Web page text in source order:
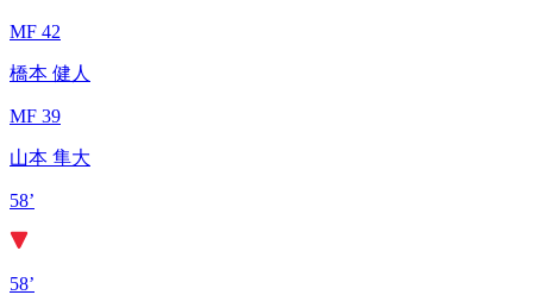
MF 42
橋本 健人
MF 39
山本 隼大
58’
58’